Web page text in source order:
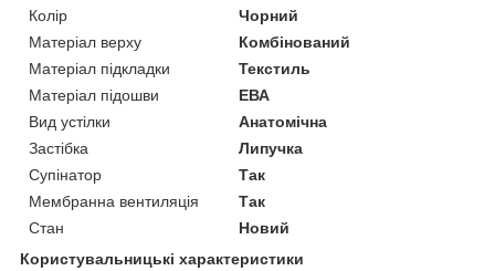
Колір
Чорний
Матеріал верху
Комбінований
Матеріал підкладки
Текстиль
Матеріал підошви
ЕВА
Вид устілки
Анатомічна
Застібка
Липучка
Супінатор
Так
Мембранна вентиляція
Так
Стан
Новий
Користувальницькі характеристики